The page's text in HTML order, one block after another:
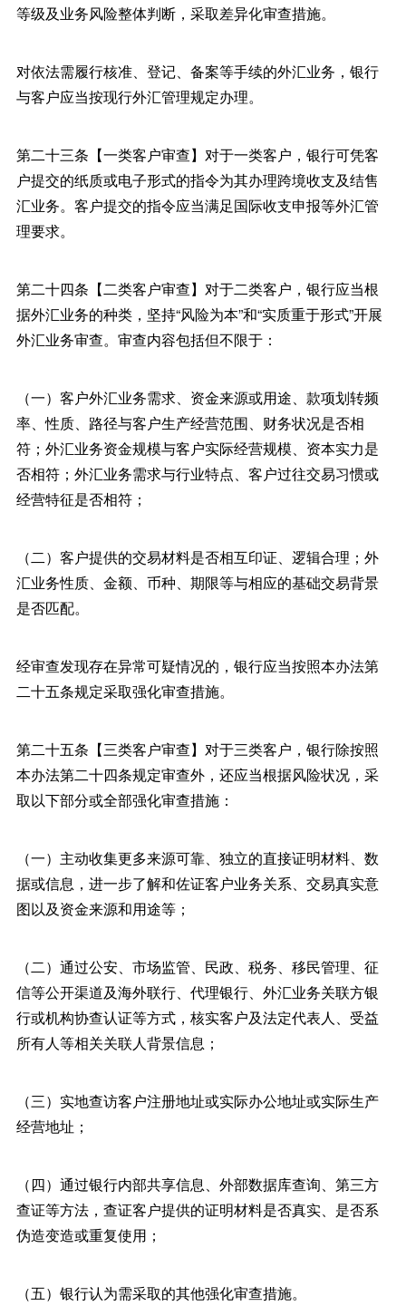
等级及业务风险整体判断，采取差异化审查措施。
对依法需履行核准、登记、备案等手续的外汇业务，银行
与客户应当按现行外汇管理规定办理。
第二十三条【一类客户审查】对于一类客户，银行可凭客
户提交的纸质或电子形式的指令为其办理跨境收支及结售
汇业务。客户提交的指令应当满足国际收支申报等外汇管
理要求。
第二十四条【二类客户审查】对于二类客户，银行应当根
据外汇业务的种类，坚持“风险为本”和“实质重于形式”开展
外汇业务审查。审查内容包括但不限于：
（一）客户外汇业务需求、资金来源或用途、款项划转频
率、性质、路径与客户生产经营范围、财务状况是否相
符；外汇业务资金规模与客户实际经营规模、资本实力是
否相符；外汇业务需求与行业特点、客户过往交易习惯或
经营特征是否相符；
（二）客户提供的交易材料是否相互印证、逻辑合理；外
汇业务性质、金额、币种、期限等与相应的基础交易背景
是否匹配。
经审查发现存在异常可疑情况的，银行应当按照本办法第
二十五条规定采取强化审查措施。
第二十五条【三类客户审查】对于三类客户，银行除按照
本办法第二十四条规定审查外，还应当根据风险状况，采
取以下部分或全部强化审查措施：
（一）主动收集更多来源可靠、独立的直接证明材料、数
据或信息，进一步了解和佐证客户业务关系、交易真实意
图以及资金来源和用途等；
（二）通过公安、市场监管、民政、税务、移民管理、征
信等公开渠道及海外联行、代理银行、外汇业务关联方银
行或机构协查认证等方式，核实客户及法定代表人、受益
所有人等相关关联人背景信息；
（三）实地查访客户注册地址或实际办公地址或实际生产
经营地址；
（四）通过银行内部共享信息、外部数据库查询、第三方
查证等方法，查证客户提供的证明材料是否真实、是否系
伪造变造或重复使用；
（五）银行认为需采取的其他强化审查措施。